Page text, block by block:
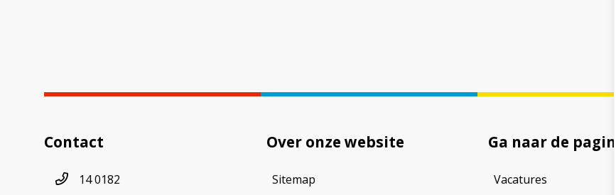
Contact
Telefoonnummer
14 0182
Over onze website
Sitemap
Ga naar de pagina
Vacatures